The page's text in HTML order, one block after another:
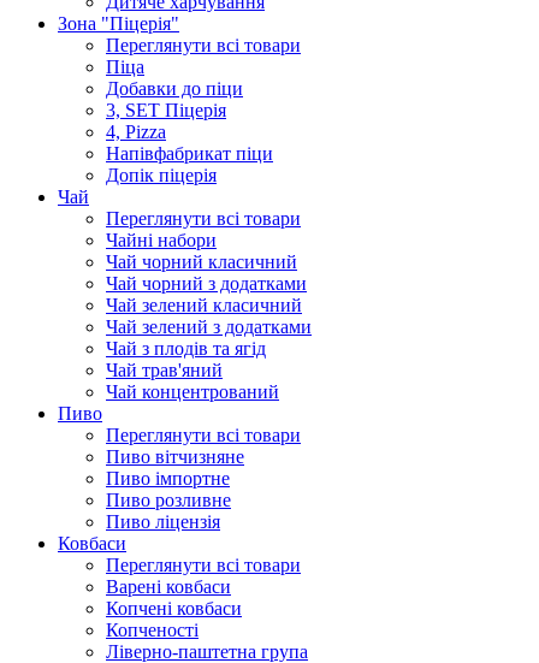
Зона "Піцерія"
Переглянути всі товари
Піца
Добавки до піци
3, SET Піцерія
4, Pizza
Напівфабрикат піци
Допік піцерія
Чай
Переглянути всі товари
Чайні набори
Чай чорний класичний
Чай чорний з додатками
Чай зелений класичний
Чай зелений з додатками
Чай з плодів та ягід
Чай трав'яний
Чай концентрований
Пиво
Переглянути всі товари
Пиво вітчизняне
Пиво імпортне
Пиво розливне
Пиво ліцензія
Ковбаси
Переглянути всі товари
Варені ковбаси
Копчені ковбаси
Копченості
Ліверно-паштетна група